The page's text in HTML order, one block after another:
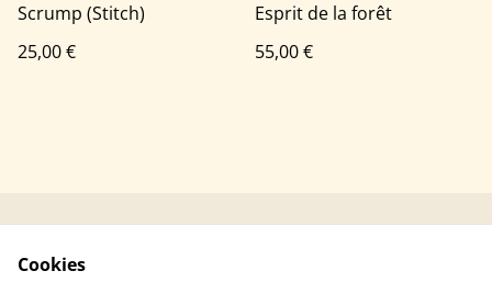
Scrump (Stitch)
25,00 €
Esprit de la forêt
55,00 €
Contacter Mushka
Cookies